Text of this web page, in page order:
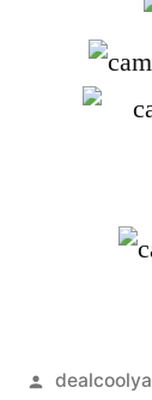
Publicado
dealcoolya